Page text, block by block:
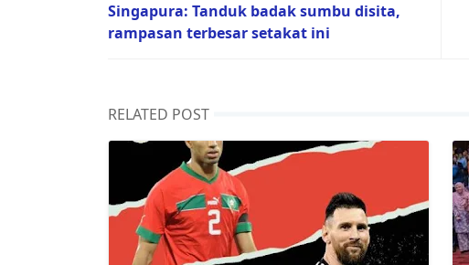
Singapura: Tanduk badak sumbu disita,
rampasan terbesar setakat ini
RELATED POST